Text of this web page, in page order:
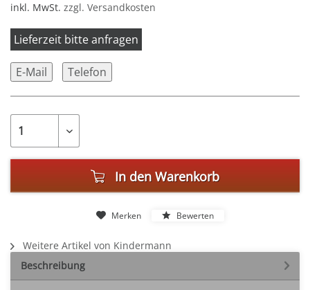
inkl. MwSt. zzgl. Versandkosten
Lieferzeit bitte anfragen
E-Mail Telefon
In den Warenkorb
Merken Bewerten
Weitere Artikel von Kindermann
Beschreibung